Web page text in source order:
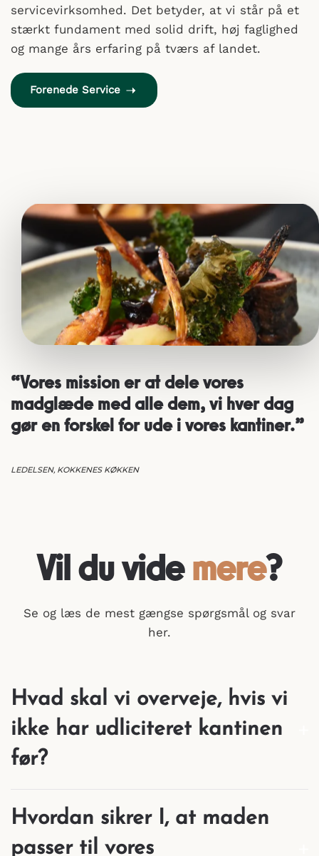
servicevirksomhed. Det betyder, at vi står på et
stærkt fundament med solid drift, høj faglighed
og mange års erfaring på tværs af landet.
Forenede Service
“Vores mission er at dele vores
madglæde med alle dem, vi hver dag
gør en forskel for ude i vores kantiner.”
LEDELSEN, KOKKENES KØKKEN
Vil du videmere?
Se og læs de mest gængse spørgsmål og svar
her.
Hvad skal vi overveje, hvis vi
ikke har udliciteret kantinen
før?
Hvordan sikrer I, at maden
passer til vores